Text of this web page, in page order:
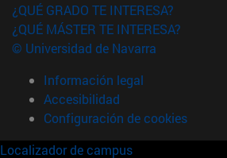
¿QUÉ GRADO TE INTERESA?
¿QUÉ MÁSTER TE INTERESA?
© Universidad de Navarra
Información legal
Accesibilidad
Configuración de cookies
Localizador de campus